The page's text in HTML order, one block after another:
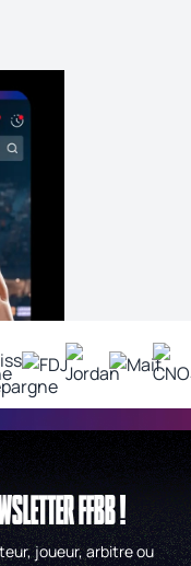
FFBB !
joueur, arbitre ou